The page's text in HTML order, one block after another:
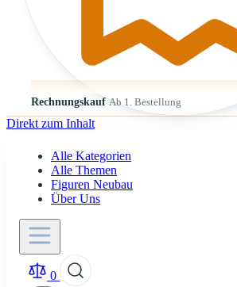
Rechnungskauf Ab 1. Bestellung
Direkt zum Inhalt
Alle Kategorien
Alle Themen
Figuren Neubau
Über Uns
0